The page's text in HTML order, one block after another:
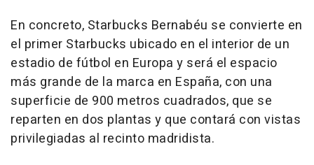
En concreto, Starbucks Bernabéu se convierte en
el primer Starbucks ubicado en el interior de un
estadio de fútbol en Europa y será el espacio
más grande de la marca en España, con una
superficie de 900 metros cuadrados, que se
reparten en dos plantas y que contará con vistas
privilegiadas al recinto madridista.